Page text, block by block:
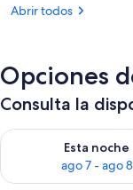
Abrir todos
Opciones
Consulta la
Esta noche
ago 7 - ago 8
Consulta la